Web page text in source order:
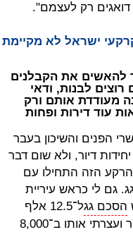
רק לעצמם".
ישראל לא
להאשים את הקבלנים
לבנות, ודאי
מעודדת אותם ורק
עוד דירות ופחות
הפנים והשיכון בעבר
דיור, ולא שום דבר
הזה התחילו עם
גם לי כראש עיריית
הסכם גג
ל־12.5 אלף
יחידות דיור ועצרתי אותו ב־8,000